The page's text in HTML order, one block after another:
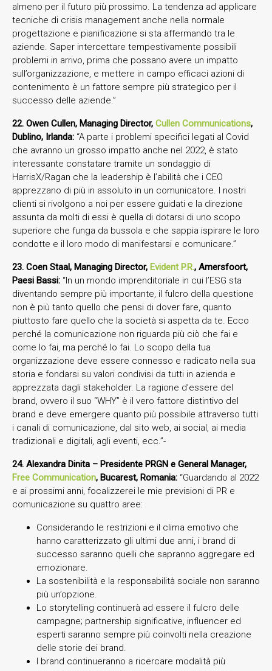
almeno per il futuro più prossimo. La tendenza ad applicare
tecniche di crisis management anche nella normale
progettazione e pianificazione si sta affermando tra le
aziende. Saper intercettare tempestivamente possibili
problemi in arrivo, prima che possano avere un impatto
sull’organizzazione, e mettere in campo efficaci azioni di
contenimento è un fattore sempre più strategico per il
successo delle aziende.”
22. Owen Cullen, Managing Director, Cullen Communications,
Dublino, Irlanda: “A parte i problemi specifici legati al Covid
che avranno un grosso impatto anche nel 2022, è stato
interessante constatare tramite un sondaggio di
HarrisX/Ragan che la leadership è l’abilità che i CEO
apprezzano di più in assoluto in un comunicatore. I nostri
clienti si rivolgono a noi per essere guidati e la direzione
assunta da molti di essi è quella di dotarsi di uno scopo
superiore che funga da bussola e che sappia ispirare le loro
condotte e il loro modo di manifestarsi e comunicare.”
23. Coen Staal, Managing Director, Evident P.R., Amersfoort,
Paesi Bassi: “In un mondo imprenditoriale in cui l’ESG sta
diventando sempre più importante, il fulcro della questione
non è più tanto quello che pensi di dover fare, quanto
piuttosto fare quello che la società si aspetta da te. Ecco
perché la comunicazione non riguarda più ciò che fai e
come lo fai, ma perché lo fai. Lo scopo della tua
organizzazione deve essere connesso e radicato nella sua
storia e fondarsi su valori condivisi da tutti in azienda e
apprezzata dagli stakeholder. La ragione d’essere del
brand, ovvero il suo “WHY” è il vero fattore distintivo del
brand e deve emergere quanto più possibile attraverso tutti
i canali di comunicazione, dal sito web, ai social, ai media
tradizionali e digitali, agli eventi, ecc.”-
24. Alexandra Dinita – Presidente PRGN e General Manager,
Free Communication, Bucarest, Romania: “Guardando al 2022
e ai prossimi anni, focalizzerei le mie previsioni di PR e
comunicazione su quattro aree:
Considerando le restrizioni e il clima emotivo che
hanno caratterizzato gli ultimi due anni, i brand di
successo saranno quelli che sapranno aggregare ed
emozionare.
La sostenibilità e la responsabilità sociale non saranno
più un’opzione.
Lo storytelling continuerà ad essere il fulcro delle
campagne; partnership significative, influencer ed
esperti saranno sempre più coinvolti nella creazione
delle storie dei brand.
I brand continueranno a ricercare modalità più